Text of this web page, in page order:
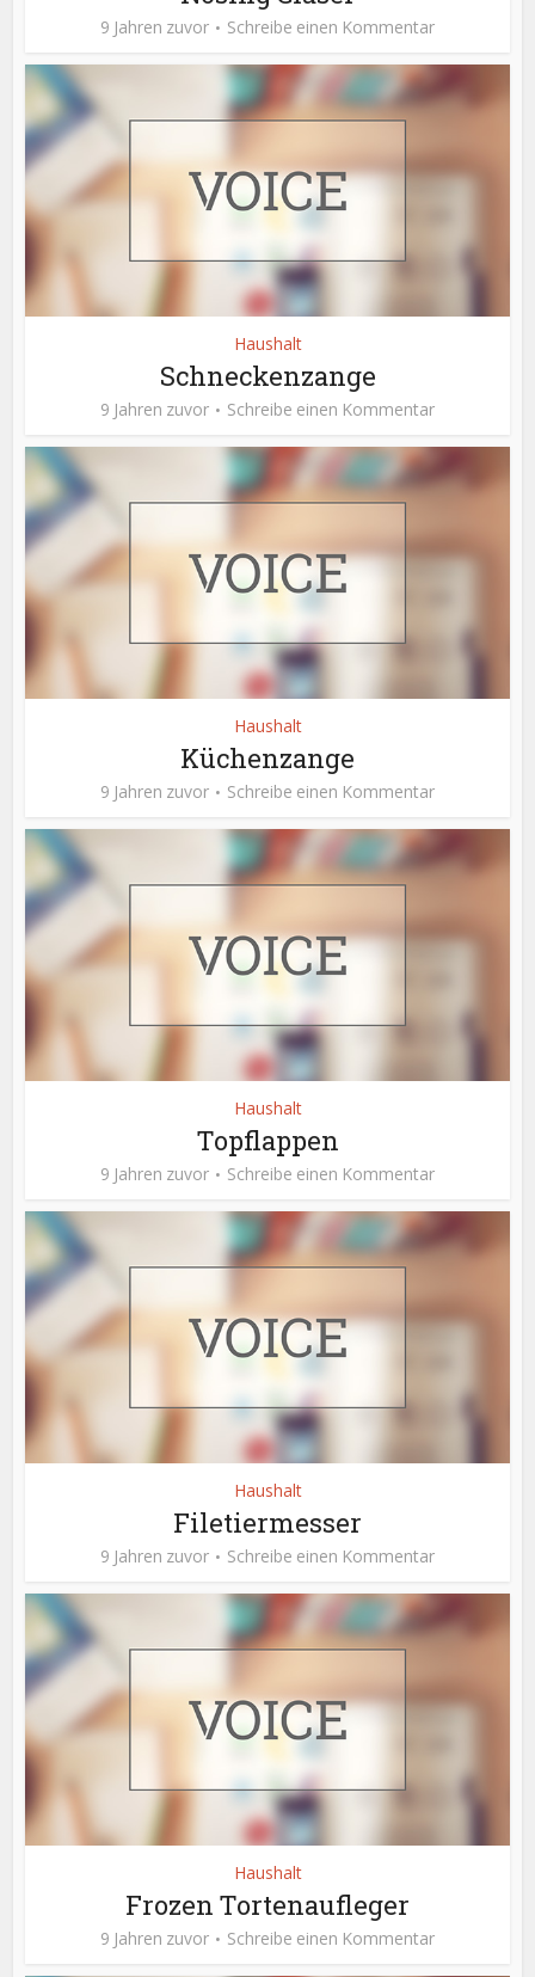
9 Jahren zuvor Schreibe einen Kommentar
Haushalt
Schneckenzange
9 Jahren zuvor Schreibe einen Kommentar
Haushalt
Küchenzange
9 Jahren zuvor Schreibe einen Kommentar
Haushalt
Topflappen
9 Jahren zuvor Schreibe einen Kommentar
Haushalt
Filetiermesser
9 Jahren zuvor Schreibe einen Kommentar
Haushalt
Frozen Tortenaufleger
9 Jahren zuvor Schreibe einen Kommentar